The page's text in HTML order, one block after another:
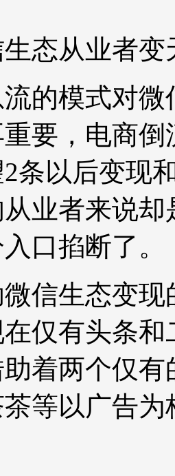
态从业者
的模式对
要，电商
条以后变现
业者来说
口掐断了。
信生态变
仅有头条
着两个仅
等以广告